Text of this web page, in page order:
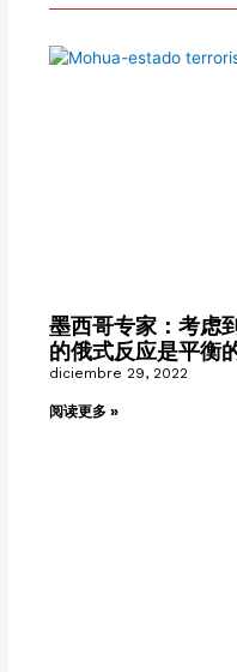
墨西哥专家：考虑
的俄式反应是平衡
diciembre 29, 2022
阅读更多 »